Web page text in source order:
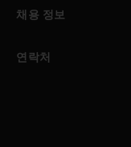
채용 정보
연락처